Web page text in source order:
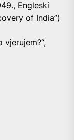
Engleski
of India”)
vjerujem?“,